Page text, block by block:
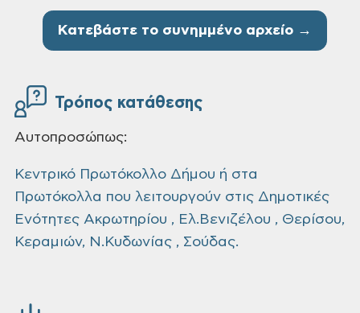
Κατεβάστε το συνημμένο αρχείο →
Τρόπος κατάθεσης
Αυτοπροσώπως:
Κεντρικό Πρωτόκολλο Δήμου ή στα
Πρωτόκολλα που λειτουργούν στις Δημοτικές
Ενότητες Ακρωτηρίου , Ελ.Βενιζέλου , Θερίσου,
Κεραμιών, Ν.Κυδωνίας , Σούδας.